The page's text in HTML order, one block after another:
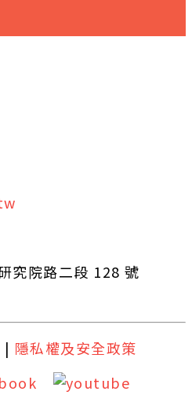
究院路二段 128 號
| 隱私權及安全政策